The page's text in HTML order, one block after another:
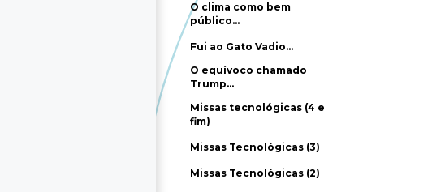
O clima como bem
público…
Fui ao Gato Vadio…
O equívoco chamado
Trump…
Missas tecnológicas (4 e
fim)
Missas Tecnológicas (3)
Missas Tecnológicas (2)